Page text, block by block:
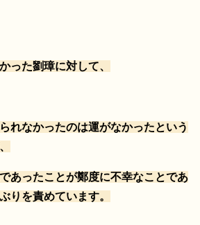
った劉璋に対して、
れなかったのは運がなかったという
あったことが鄭度に不幸なことであ
りを責めています。